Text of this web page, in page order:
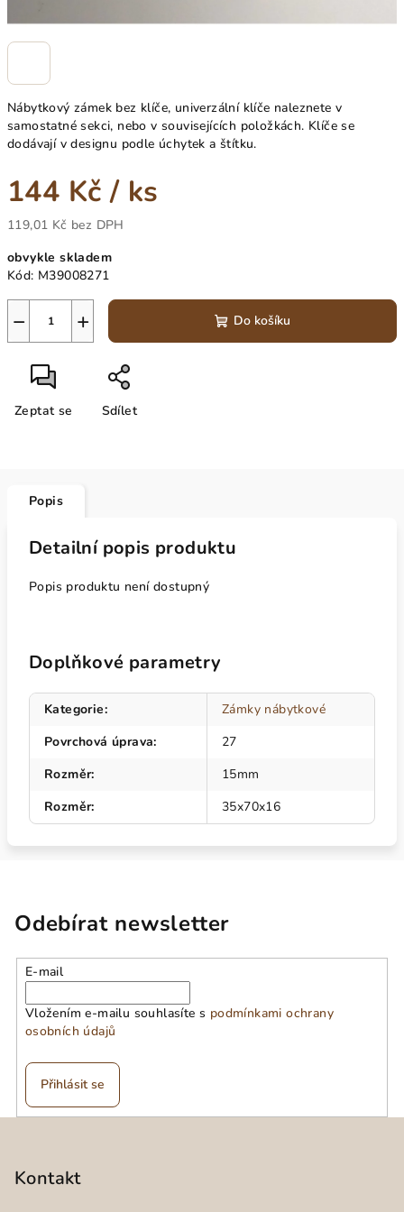
Nábytkový zámek bez klíče, univerzální klíče naleznete v
samostatné sekci, nebo v souvisejících položkách. Klíče se
dodávají v designu podle úchytek a štítku.
144 Kč/ ks
119,01 Kč bez DPH
cena:
obvykle skladem
Kód: M39008271
+
− Do košíku
Zeptat se Sdílet
Popis
Detailní popis produktu
Popis produktu není dostupný
Doplňkové parametry
Kategorie:
Zámky nábytkové
Povrchová úprava:
27
Rozměr:
15mm
Rozměr: 35x70x16
Odebírat newsletter
E-mail
Vložením e-mailu souhlasíte s podmínkami ochrany
osobních údajů
Přihlásit se
Kontakt